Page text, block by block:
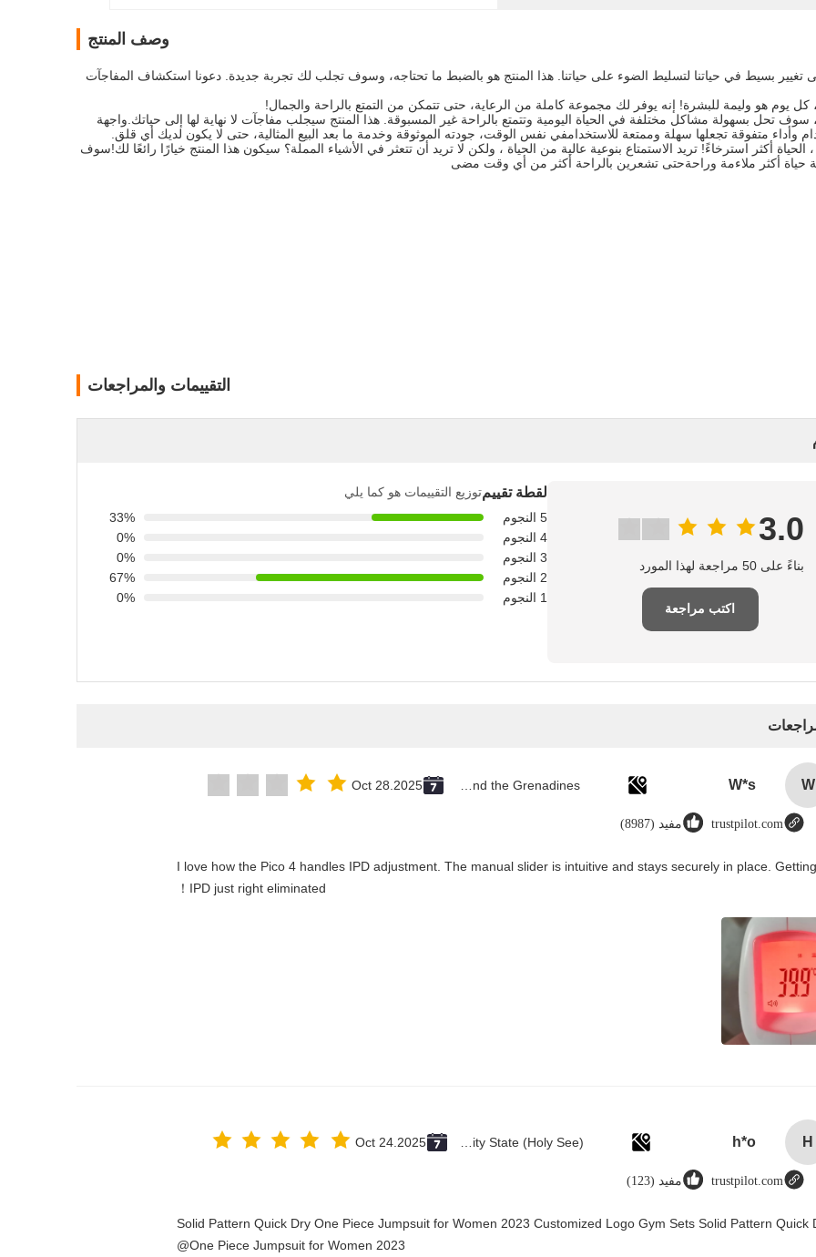
وصف المنتج
تغيير بسيط في حياتنا لتسليط الضوء على حياتنا. هذا المنتج هو بالضبط ما تحتاجه، وسوف تجلب لك تجربة جديدة. دعونا استكشاف المفاجآت
كل يوم هو وليمة للبشرة! إنه يوفر لك مجموعة كاملة من الرعاية، حتى تتمكن من التمتع بالراحة والجمال!
سوف تحل بسهولة مشاكل مختلفة في الحياة اليومية وتتمتع بالراحة غير المسبوقة. هذا المنتج سيجلب مفاجآت لا نهاية لها إلى حياتك.واجهة
وأداء متفوقة تجعلها سهلة وممتعة للاستخدامفي نفس الوقت، جودته الموثوقة وخدمة ما بعد البيع المثالية، حتى لا يكون لديك أي قلق.
، الحياة أكثر استرخاءً! تريد الاستمتاع بنوعية عالية من الحياة ، ولكن لا تريد أن تتعثر في الأشياء المملة؟ سيكون هذا المنتج خيارًا رائعًا لك!سوف
حياة أكثر ملاءمة وراحةحتى تشعرين بالراحة أكثر من أي وقت مضى
التقييمات والمراجعات
3.0
بناءً على 50 مراجعة لهذا المورد
اكتب مراجعة
لقطة تقييمتوزيع التقييمات هو كما يلي
5 النجوم
33%
4 النجوم
0%
3 النجوم
0%
2 النجوم
67%
1 النجوم
0%
W
W*s
Oct 28.2025
trustpilot.com مفيد (8987)
"I love how the Pico 4 handles IPD adjustment. The manual slider is intuitive and stays securely in place.
IPD just right eliminated！
H
h*o
Oct 24.2025
trustpilot.com مفيد (123)
Solid Pattern Quick Dry One Piece Jumpsuit for Women 2023 Customized Logo Gym Sets Solid Pattern Quick
One Piece Jumpsuit for Women 2023@